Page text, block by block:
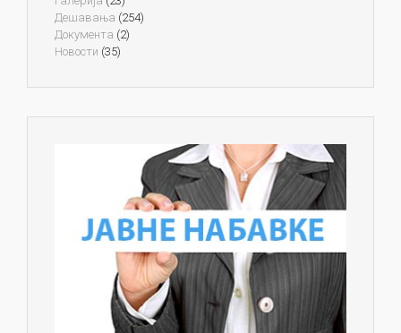
Дешавања (254)
Документа (2)
Новости (35)